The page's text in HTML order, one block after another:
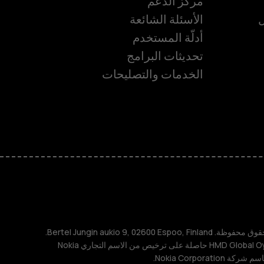
الأسئلة الشائعة
أدلّة المستخدم
تحديثات البرامج
الخدمات والتصليحات
TM و © 2026 HMD Global. جميع الحقوق محفوظة. Bertel Jungin aukio 9, 02600 Espoo, Finland.
مُعرِّف الشركة: 2724044-2. شركة HMD Global Oy حاصلة على ترخيص من الاسم التجاري Nokia